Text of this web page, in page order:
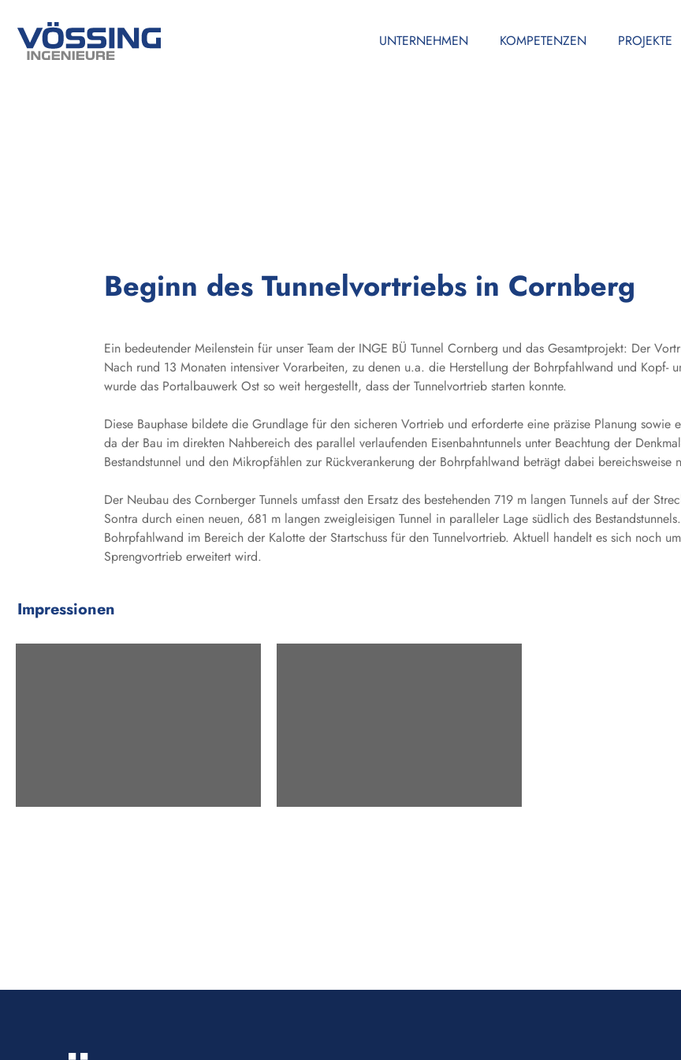
UNTERNEHMEN KOMPETENZEN PROJEKTE
Beginn des Tunnelvortriebs in Cornberg
Ein bedeutender Meilenstein für unser Team der INGE BÜ Tunnel Cornberg und das Gesamtprojekt: Der
Nach rund 13 Monaten intensiver Vorarbeiten, zu denen u.a. die Herstellung der Bohrpfahlwand und Kopf-
wurde das Portalbauwerk Ost so weit hergestellt, dass der Tunnelvortrieb starten konnte.
Diese Bauphase bildete die Grundlage für den sicheren Vortrieb und erforderte eine präzise Planung sowie
da der Bau im direkten Nahbereich des parallel verlaufenden Eisenbahntunnels unter Beachtung der
Bestandstunnel und den Mikropfählen zur Rückverankerung der Bohrpfahlwand beträgt dabei bereichsweise
Der Neubau des Cornberger Tunnels umfasst den Ersatz des bestehenden 719 m langen Tunnels auf der
Sontra durch einen neuen, 681 m langen zweigleisigen Tunnel in paralleler Lage südlich des
Bohrpfahlwand im Bereich der Kalotte der Startschuss für den Tunnelvortrieb. Aktuell handelt es sich noch
Sprengvortrieb erweitert wird.
Impressionen